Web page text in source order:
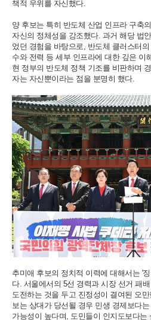
책적 우위를 자신했다.
양 후보는 특히 반도체 산업 인프라 구축
자신의 정체성을 강조했다. 과거 해당 법
었던 경험을 바탕으로, 반도체 클러스터
수와 전력 등 세부 인프라에 대한 깊은 이
현 정부의 반도체 정책 기조를 비판하며
자는 자신뿐이라는 점을 분명히 했다.
추미애 후보의 정치적 이력에 대해서는 '
다. 서울에서의 5선 경력과 시장 선거 패
도전하는 것을 두고 진정성이 결여된 오
보는 상대가 당선될 경우 민생 경제보다
가능성이 높다며, 도민들이 인지도보다